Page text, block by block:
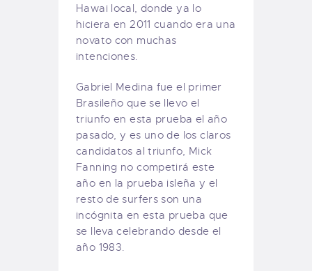
Hawai local, donde ya lo
hiciera en 2011 cuando era una
novato con muchas
intenciones.
Gabriel Medina fue el primer
Brasileño que se llevo el
triunfo en esta prueba el año
pasado, y es uno de los claros
candidatos al triunfo, Mick
Fanning no competirá este
año en la prueba isleña y el
resto de surfers son una
incógnita en esta prueba que
se lleva celebrando desde el
año 1983.